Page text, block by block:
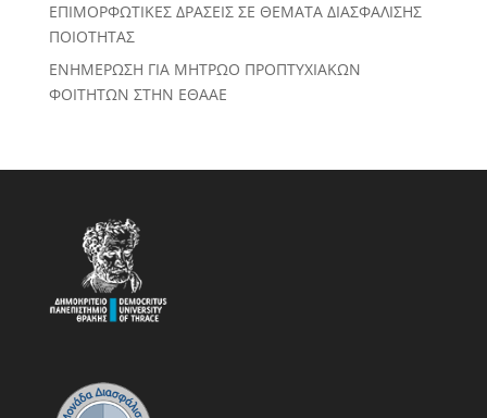
ΕΠΙΜΟΡΦΩΤΙΚΕΣ ΔΡΑΣΕΙΣ ΣΕ ΘΕΜΑΤΑ ΔΙΑΣΦΑΛΙΣΗΣ
ΠΟΙΟΤΗΤΑΣ
ΕΝΗΜΕΡΩΣΗ ΓΙΑ ΜΗΤΡΩΟ ΠΡΟΠΤΥΧΙΑΚΩΝ
ΦΟΙΤΗΤΩΝ ΣΤΗΝ ΕΘΑΑΕ